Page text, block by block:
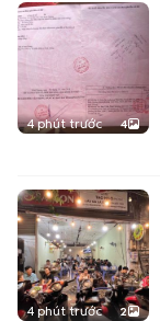
4 phút trước 4
4 phút trước 2